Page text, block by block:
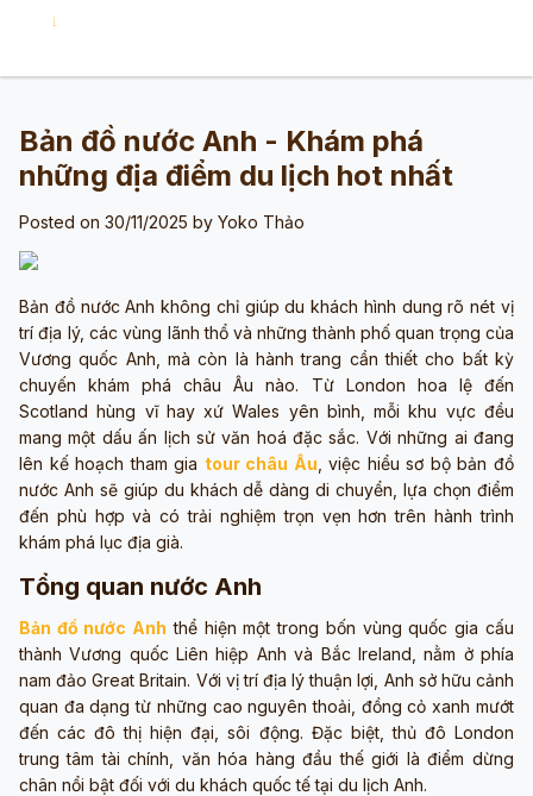
Bản đồ nước Anh - Khám phá
những địa điểm du lịch hot nhất
Posted on 30/11/2025 by Yoko Thảo
Bản đồ nước Anh không chỉ giúp du khách hình dung rõ nét vị
trí địa lý, các vùng lãnh thổ và những thành phố quan trọng của
Vương quốc Anh, mà còn là hành trang cần thiết cho bất kỳ
chuyến khám phá châu Âu nào. Từ London hoa lệ đến
Scotland hùng vĩ hay xứ Wales yên bình, mỗi khu vực đều
mang một dấu ấn lịch sử văn hoá đặc sắc. Với những ai đang
lên kế hoạch tham gia tour châu Âu , việc hiểu sơ bộ bản đồ
nước Anh sẽ giúp du khách dễ dàng di chuyển, lựa chọn điểm
đến phù hợp và có trải nghiệm trọn vẹn hơn trên hành trình
khám phá lục địa già.
Tổng quan nước Anh
Bản đồ nước Anh thể hiện một trong bốn vùng quốc gia cấu
thành Vương quốc Liên hiệp Anh và Bắc Ireland, nằm ở phía
nam đảo Great Britain. Với vị trí địa lý thuận lợi, Anh sở hữu cảnh
quan đa dạng từ những cao nguyên thoải, đồng cỏ xanh mướt
đến các đô thị hiện đại, sôi động. Đặc biệt, thủ đô London
trung tâm tài chính, văn hóa hàng đầu thế giới là điểm dừng
chân nổi bật đối với du khách quốc tế tại du lịch Anh.